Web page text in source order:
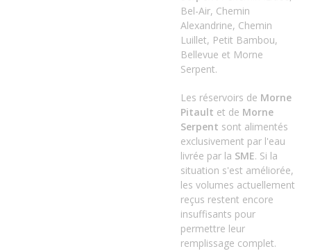
Bel-Air, Chemin
Alexandrine, Chemin
Luillet, Petit Bambou,
Bellevue et Morne
Serpent.
Les réservoirs de Morne
Pitault et de Morne
Serpent sont alimentés
exclusivement par l'eau
livrée par la SME. Si la
situation s'est améliorée,
les volumes actuellement
reçus restent encore
insuffisants pour
permettre leur
remplissage complet.